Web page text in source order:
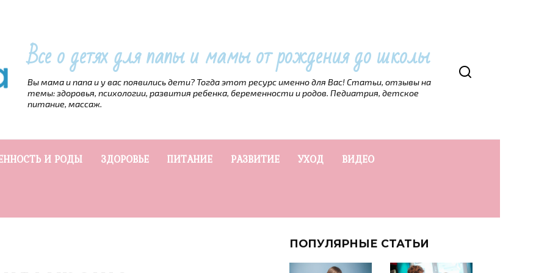
Все о детях для папы и мамы от рождения до школы
Вы мама и папа и у вас появились дети? Тогда этот ресурс именно для Вас! Статьи, отзывы на
темы: здоровья, психологии, развития ребенка, беременности и родов. Педиатрия, детское
питание, массаж.
И РОДЫ ЗДОРОВЬЕ ПИТАНИЕ РАЗВИТИЕ УХОД ВИДЕО
ПОПУЛЯРНЫЕ СТАТЬИ